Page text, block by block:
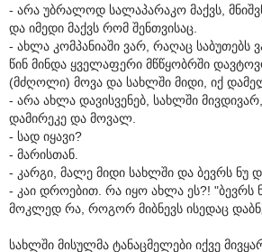
- არა უბრალოდ სალაპარაკო მაქვს,
და იმედი მაქვს რომ შენთვისაც.
- ახლა კომპანიაში ვარ, რაღაც საბუთებს
წინ მინდა ყველაფერი მწწყობრში
(მძღოლი) მოვა და სახლში მიდი, იქ
- არა ახლა დავისვენებ, სახლში
დამირეკე და მოვალ.
- სად იყავი?
- მარისთან.
- კარგი, მალე მიდი სახლში და ბევრს ნუ
- კაი დროებით. რა იყო ახლა ეს?! "ბევრს
მოკლედ რა, როგორ მიბნევს ისედაც
სახლში მისულმა ტანაცმელები იქვე